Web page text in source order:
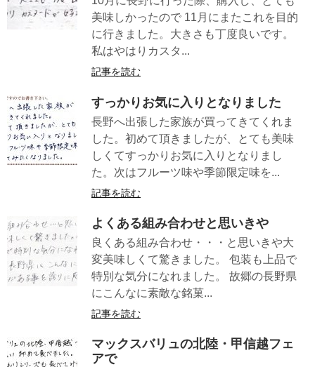
美味しかったので 11月にまたこれを目的
に行きました。大きさも丁度良いです。
私はやはりカスタ...
記事を読む
すっかりお気に入りとなりました
長野へ出張した家族が買ってきてくれま
した。初めて頂きましたが、とても美味
しくてすっかりお気に入りとなりまし
た。次はフルーツ味や季節限定味を...
記事を読む
よくある組み合わせと思いきや
良くある組み合わせ・・・と思いきや大
変美味しくて驚きました。 包装も上品で
特別な気分になれました。 故郷の長野県
にこんなに素敵な銘菓...
記事を読む
マックスバリュの北陸・甲信越フェ
アで